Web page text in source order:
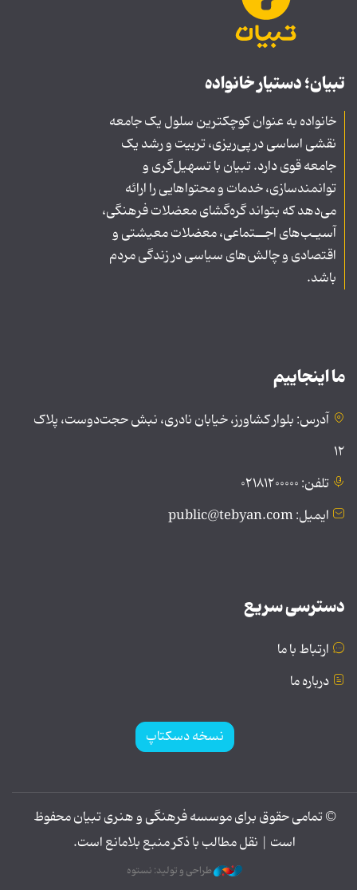
تبیان؛ دستیار خانواده
خانواده به عنوان کوچکترین سلول یک جامعه
نقشی اساسی در پی‌ریزی، تربیت و رشد یک
جامعه قوی دارد. تبیان با تسهیل‌گری و
توانمندسازی، خدمات و محتواهایی را ارائه
می‌دهد که بتواند گره‌گشای معضلات فرهنگی،
آسیـب‌های اجــتماعی، معضلات معیشتی و
اقتصادی و چالش‌های سیاسی در زندگی مردم
باشد.
ما اینجاییم
آدرس: بلوار کشاورز، خیابان نادری، نبش حجت‌دوست، پلاک
۱۲
تلفن: ۰۲۱۸۱۲۰۰۰۰۰
ایمیل: public@tebyan.com
دسترسی سریع
ارتباط با ما
درباره ما
نسخه دسکتاپ
© تمامی حقوق برای موسسه فرهنگی و هنری تبیان محفوظ
است | نقل مطالب با ذکر منبع بلامانع است.
طراحی و تولید: نستوه